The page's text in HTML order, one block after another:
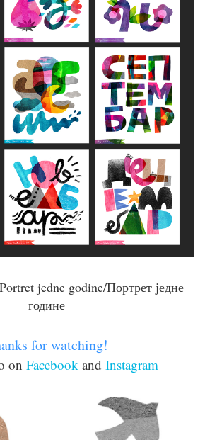
jedne godine/Портрет једне
године
for watching!
on Facebook and Instagram